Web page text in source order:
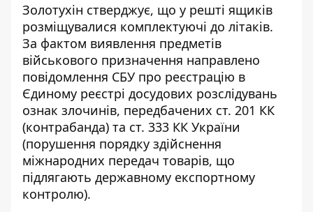
Золотухін стверджує, що у решті ящиків
розміщувалися комплектуючі до літаків.
За фактом виявлення предметів
військового призначення направлено
повідомлення СБУ про реєстрацію в
Єдиному реєстрі досудових розслідувань
ознак злочинів, передбачених ст. 201 КК
(контрабанда) та ст. 333 КК України
(порушення порядку здійснення
міжнародних передач товарів, що
підлягають державному експортному
контролю).